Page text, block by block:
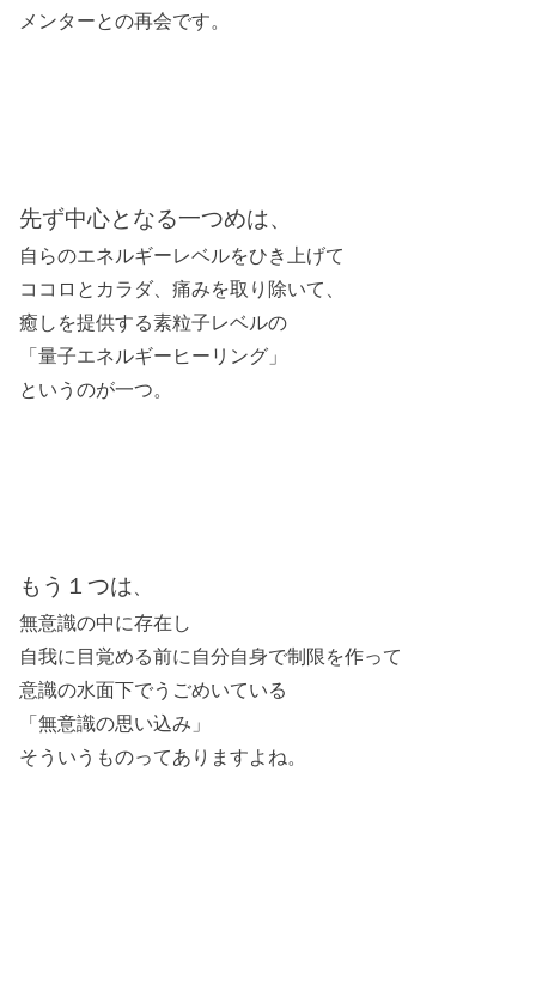
メンターとの再会です。
先ず中心となる一つめは、
自らのエネルギーレベルをひき上げて
ココロとカラダ、痛みを取り除いて、
癒しを提供する素粒子レベルの
「量子エネルギーヒーリング」
というのが一つ。
もう１つは
無意識の中に存在し
自我に目覚める前に 自分自身で制限を作って
意識の水面下でうごめいている
「無意識の思い込み」
そういうものってありますよね。